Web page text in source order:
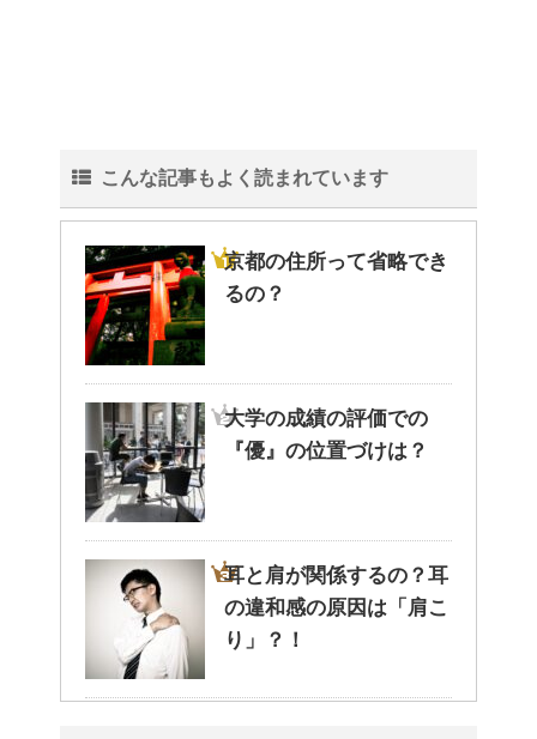
こんな記事もよく読まれています
京都の住所って省略でき
るの？
大学の成績の評価での
『優』の位置づけは？
耳と肩が関係するの？耳
の違和感の原因は「肩こ
り」？！